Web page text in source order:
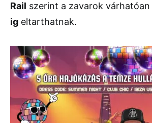
Rail szerint a zavarok várhatóan
ig eltarthatnak.